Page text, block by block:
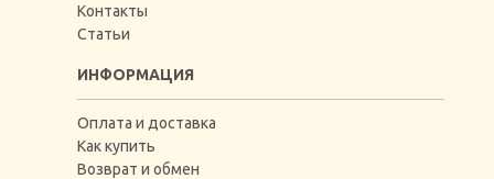
Контакты
Статьи
ИНФОРМАЦИЯ
Оплата и доставка
Как купить
Возврат и обмен